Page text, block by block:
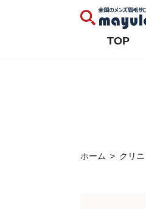
: Constant WP_AUTO_UPDATE_CORE
: Constant TOP
ホーム クリ